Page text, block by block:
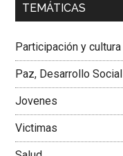
Dra. Carolina Corcho
Colombiana
TEMÁTICAS
Participación y
Paz, Desarrollo
Jovenes
Victimas